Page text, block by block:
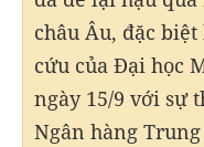
châu Âu, đặc
cứu của Đại học
ngày 15/9 với sự
Ngân hàng